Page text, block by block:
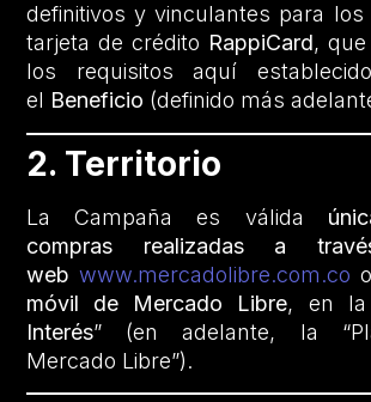
definitivos y vinculantes para
tarjeta de crédito RappiCard,
los requisitos aquí
el Beneficio (definido más
2. Territorio
La Campaña es válida
compras realizadas a
web www.mercadolibre.com.co
móvil de Mercado Libre, en la
Interés” (en adelante, la
Mercado Libre”).